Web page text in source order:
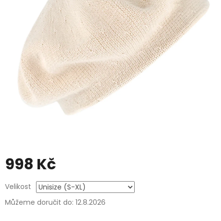
998 Kč
cena:
Velikost
Můžeme doručit do: 12.8.2026